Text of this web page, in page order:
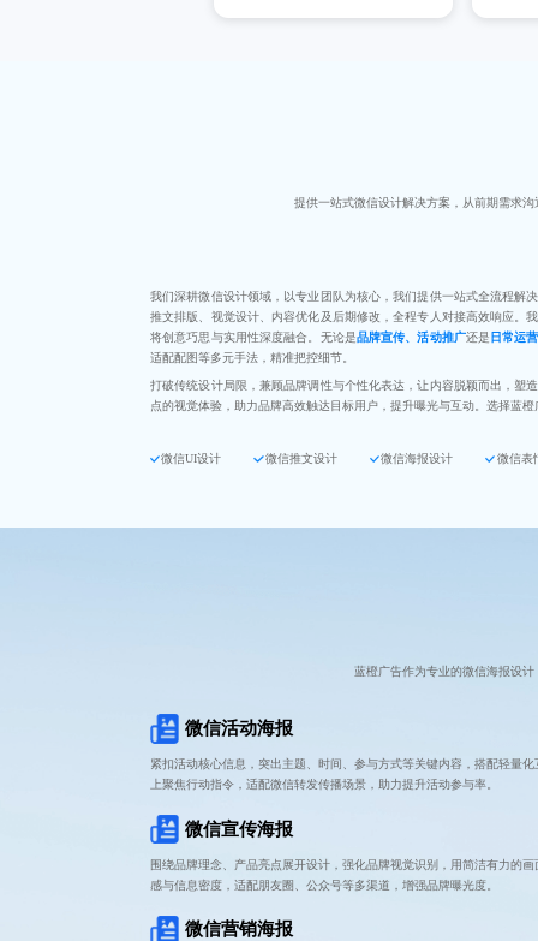
提供一站式微信设计解决方案，从前期需求
我们深耕微信设计领域，以专业团队为核心，我们提供一站式全流程解
推文排版、视觉设计、内容优化及后期修改，全程专人对接高效响应。
将创意巧思与实用性深度融合。无论是品牌宣传、活动推广还是 日常运
适配配图等多元手法，精准把控细节。
打破传统设计局限，兼顾品牌调性与个性化表达，让内容脱颖而出，塑
点的视觉体验，助力品牌高效触达目标用户，提升曝光与互动。选择蓝
微信UI设计 微信推文设计 微信海报设计 微信表
蓝橙广告作为专业的微信海报设
微信活动海报
紧扣活动核心信息，突出主题、时间、参与方式等关键内容，搭配轻量
上聚焦行动指令，适配微信转发传播场景，助力提升活动参与率。
微信宣传海报
围绕品牌理念、产品亮点展开设计，强化品牌视觉识别，用简洁有力的
感与信息密度，适配朋友圈、公众号等多渠道，增强品牌曝光度。
微信营销海报